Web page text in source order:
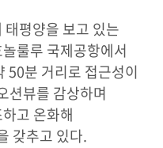
평양을 보고 있는
룰루 국제공항에서
50분 거리로 접근성이
션뷰를 감상하며
고 온화해
갖추고 있다.